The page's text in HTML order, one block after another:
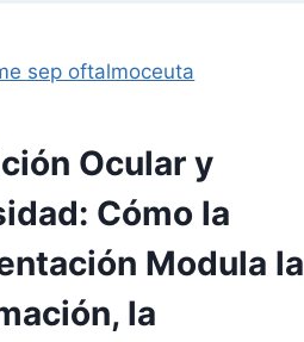
Ocular y
Cómo la
Modula la
la